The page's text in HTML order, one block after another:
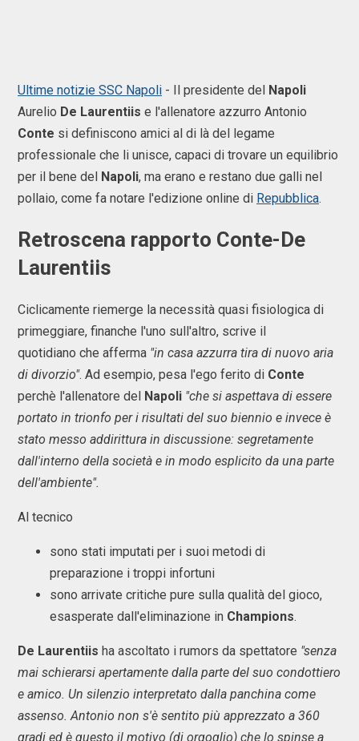
Ultime notizie SSC Napoli - Il presidente del Napoli
Aurelio De Laurentiis e l'allenatore azzurro Antonio
Conte si definiscono amici al di là del legame
professionale che li unisce, capaci di trovare un equilibrio
per il bene del Napoli, ma erano e restano due galli nel
pollaio, come fa notare l'edizione online di Repubblica.
Retroscena rapporto Conte-De
Laurentiis
Ciclicamente riemerge la necessità quasi fisiologica di
primeggiare, finanche l'uno sull'altro, scrive il
quotidiano che afferma "in casa azzurra tira di nuovo aria
di divorzio". Ad esempio, pesa l'ego ferito di Conte
perchè l'allenatore del
Napoli "che si aspettava di essere
portato in trionfo per i risultati del suo biennio e invece è
stato messo addirittura in discussione: segretamente
dall'interno della società e in modo esplicito da una parte
dell'ambiente".
Al tecnico
sono stati imputati per i suoi metodi di
preparazione i troppi infortuni
sono arrivate critiche pure sulla qualità del gioco,
esasperate dall'eliminazione in Champions.
De Laurentiis ha ascoltato i rumors da spettatore "senza
mai schierarsi apertamente dalla parte del suo condottiero
e amico. Un silenzio interpretato dalla panchina come
assenso. Antonio non s'è sentito più apprezzato a 360
gradi ed è questo il motivo (di orgoglio) che lo spinse a